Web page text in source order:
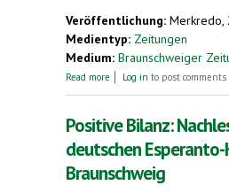
Veröffentlichung: Merkredo,
Medientyp: Zeitungen
Medium: Braunschweiger
Read more about Hier kann man
Log in to post comments
Positive Bilanz:
deutschen Esperanto-
Braunschweig